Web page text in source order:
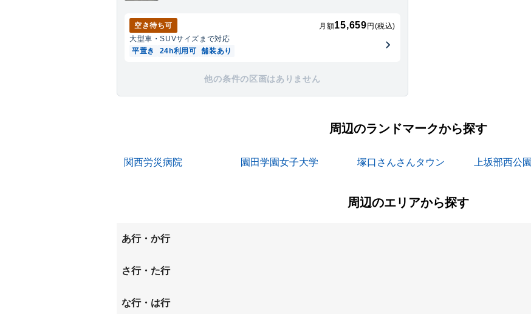
空き待ち可 月額15,659 円(税込)
大型車・SUVサイズまで対応
平置き
24h利用可 舗装あり
他の条件の区画はありません
周辺のランドマークから探す
関西労災病院 園田学園女子大学 塚口さんさんタウン 上坂部西公園
周辺のエリアから探す
あ行・か行
稲葉荘
大庄西町
さ行・た行
昭和通
な行・は行